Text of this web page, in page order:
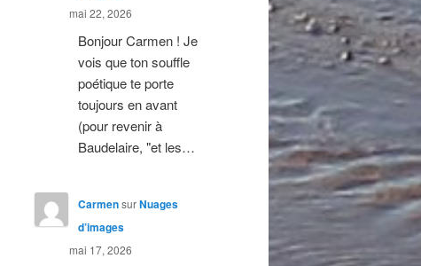
mai 22, 2026
Bonjour Carmen ! Je
vois que ton souffle
poétique te porte
toujours en avant
(pour revenir à
Baudelaire, "et les…
CarmensurNuages
d’images
mai 17, 2026